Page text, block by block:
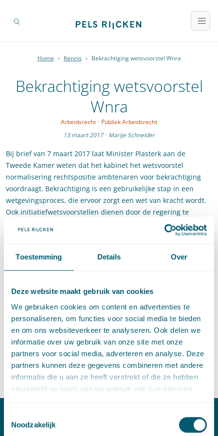
Toestemming Details Over
Deze website maakt gebruik van cookies
We gebruiken cookies om content en advertenties te
personaliseren, om functies voor social media te bieden
en om ons websiteverkeer te analyseren. Ook delen we
informatie over uw gebruik van onze site met onze
partners voor social media, adverteren en analyse. Deze
partners kunnen deze gegevens combineren met andere
informatie die u aan ze heeft verstrekt of die ze hebben
verzameld op basis van uw gebruik van hun services.
Noodzakelijk
Home › Kennis › Bekrachtiging wetsvoorstel Wnra
Bekrachtiging wetsvoorstel
Wnra
Arbeidsrecht · Publiek Arbeidsrecht
13 maart 2017 · Marije Schneider
Bij brief van 7 maart 2017 laat Minister Plasterk aan de
Tweede Kamer weten dat het kabinet het wetsvoorstel
normalisering rechtspositie ambtenaren voor bekrachtiging
voordraagt. Bekrachtiging is een gebruikelijke stap in een
wetgevingsproces, die ervoor zorgt een wet van kracht wordt.
Ook initiatiefwetsvoorstellen dienen door de regering te
worden bekrachtigd. Minister Plasterk schrijft dat er voor zal
worden gezorgd dat het wetsvoorstel zo spoedig mogelijk in
Deel dit artikel viaLinkedInen e-mail
Contact
Contact